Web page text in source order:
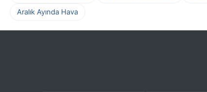
Aralık Ayında Hava